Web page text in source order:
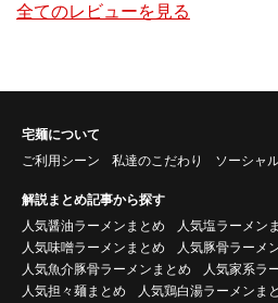
全てのレビューを見る
宅麺について
ご利用シーン
私達のこだわり ソーシャ
解説まとめ記事から探す
人気醤油ラーメンまとめ
人気塩ラーメン
人気味噌ラーメンまとめ
人気豚骨ラーメ
人気魚介豚骨ラーメンまとめ
人気家系ラ
人気担々麺まとめ
人気鶏白湯ラーメンま